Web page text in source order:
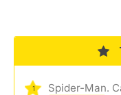
1